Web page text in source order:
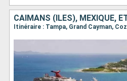
CAÏMANS (ÎLES), MEXIQUE,
Itinéraire : Tampa, Grand Cayman,